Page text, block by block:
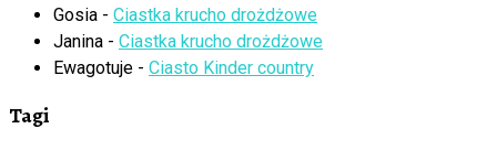
Gosia - Ciastka krucho drożdżowe
Janina - Ciastka krucho drożdżowe
Ewagotuje - Ciasto Kinder country
Tagi